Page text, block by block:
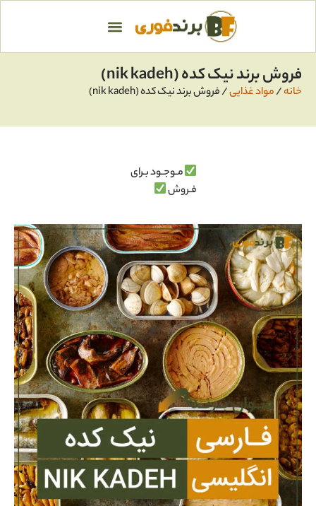
فروش برند نیک کده (nik kadeh)
خانه/مواد غذایی/ فروش برند نیک کده (nik kadeh)
مـوجـود بـرای
فـروش